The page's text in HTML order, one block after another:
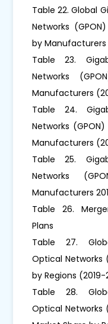
Table 22. Global
Networks
by
Table 23.
Networks
Manufacturers
Table 24.
Networks
Manufacturers
Table 25.
Networks
Manufacturers
Table 26.
Plans
Table 27.
Optical Networks
by Regions
Table 28.
Optical Networks